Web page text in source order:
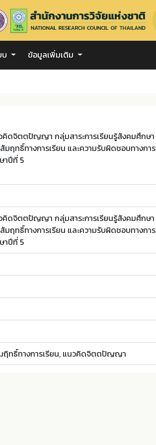
บ ข้อมูลเพิ่มเติม
คิดจิตตปัญญา กลุ่มสาระการเรียนรู้สังคมศึกษา
ฤทธิ์ทางการเรียน และความรับผิดชอบทางการ
าปีที่ 5
คิดจิตตปัญญา กลุ่มสาระการเรียนรู้สังคมศึกษา
ฤทธิ์ทางการเรียน และความรับผิดชอบทางการ
าปีที่ 5
ฤิทธิ์ทางการเรียน, แนวคิดจิตตปัญญา